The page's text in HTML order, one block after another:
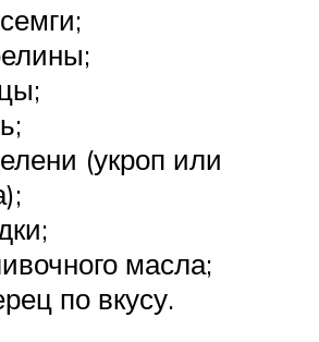
(укроп или
масла;
по вкусу.